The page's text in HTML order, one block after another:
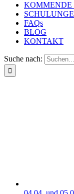
KOMMENDE
FAQs
BLOG
KONTAKT
Suche nach: